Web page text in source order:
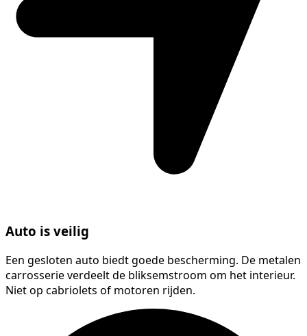
Auto is veilig
Een gesloten auto biedt goede bescherming. De metalen
carrosserie verdeelt de bliksemstroom om het interieur.
Niet op cabriolets of motoren rijden.